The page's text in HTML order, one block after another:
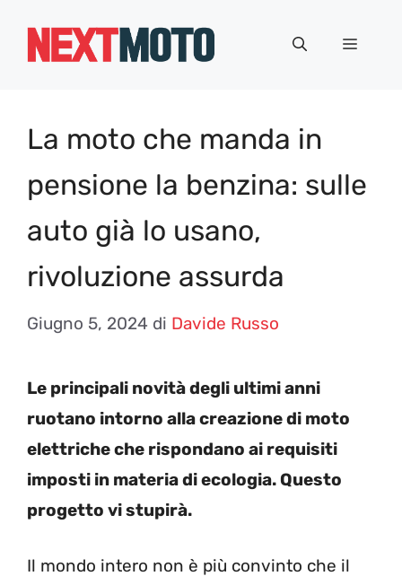
Menu
La moto che manda in
pensione la benzina: sulle
auto già lo usano,
rivoluzione assurda
Giugno 5, 2024 di Davide Russo
Le principali novità degli ultimi anni
ruotano intorno alla creazione di moto
elettriche che rispondano ai requisiti
imposti in materia di ecologia. Questo
progetto vi stupirà.
Il mondo intero non è più convinto che il